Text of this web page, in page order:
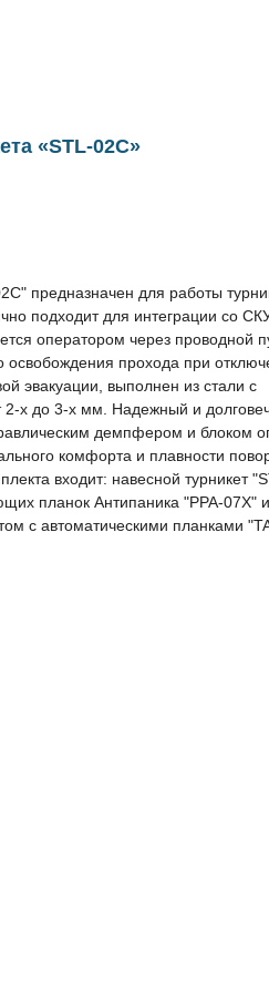
«STL-02C»
предназначен для работы
подходит для интеграции со
оператором через проводной
освобождения прохода при
эвакуации, выполнен из стали с
х до 3-х мм. Надежный и
демпфером и блоком
комфорта и плавности
входит: навесной турникет
планок Антипаника "PPA-07X" и
с автоматическими планками